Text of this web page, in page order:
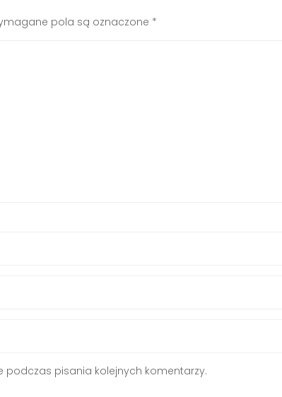
pola są oznaczone *
pisania kolejnych komentarzy.